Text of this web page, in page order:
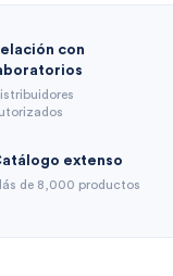
con
extenso
de 8,000 productos